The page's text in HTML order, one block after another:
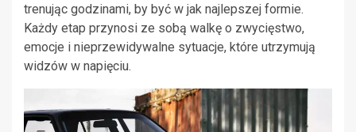
trenując godzinami, by być w jak najlepszej formie.
Każdy etap przynosi ze sobą walkę o zwycięstwo,
emocje i nieprzewidywalne sytuacje, które utrzymują
widzów w napięciu.